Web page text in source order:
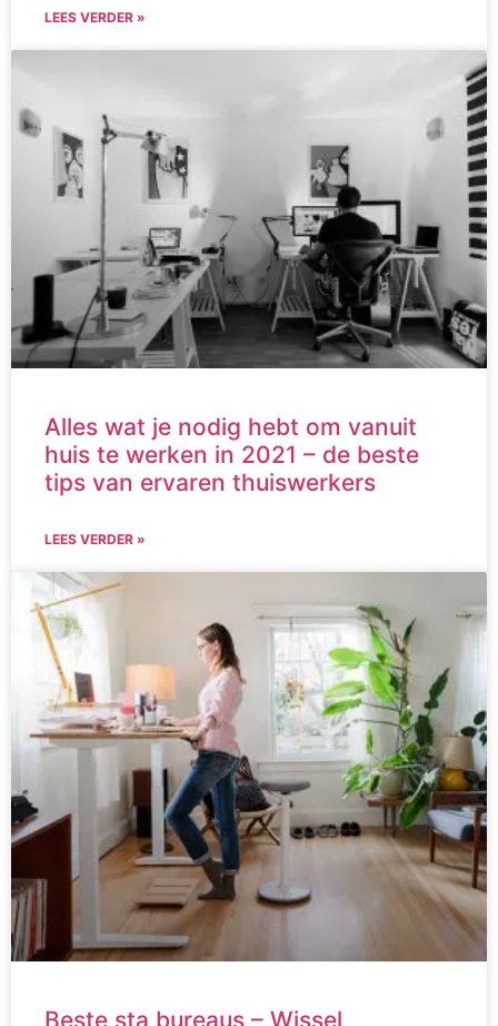
LEES VERDER »
Alles wat je nodig hebt om vanuit
huis te werken in 2021 – de beste
tips van ervaren thuiswerkers
LEES VERDER »
Beste sta bureaus – Wissel